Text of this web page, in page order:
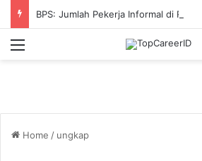
BPS: Jumlah Pekerja Informal di RI
Home / ungkap